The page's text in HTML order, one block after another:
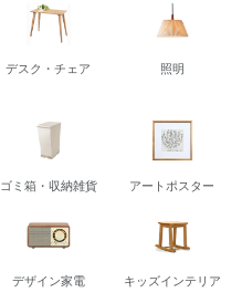
デスク・チェア 照明
ゴミ箱・収納雑貨 アートポスター
デザイン家電 キッズインテリア